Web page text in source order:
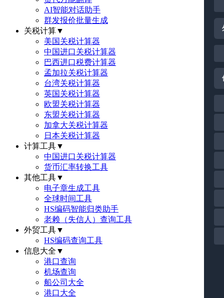
AI智能对话助手
群发报价批量生成
关税计算▼
美国关税计算器
中国进口关税计算器
巴西进口税费计算器
孟加拉关税计算器
台湾关税计算器
英国关税计算器
欧盟关税计算器
东盟关税计算器
加拿大关税计算器
日本关税计算器
计算工具▼
中国进口关税计算器
货币汇率转换工具
其他工具▼
电子章生成工具
全球时间工具
HS编码智能归类助手
老赖（失信人）查询工具
外贸工具▼
HS编码查询工具
信息大全 ▼
港口查询
机场查询
船公司大全
港口大全